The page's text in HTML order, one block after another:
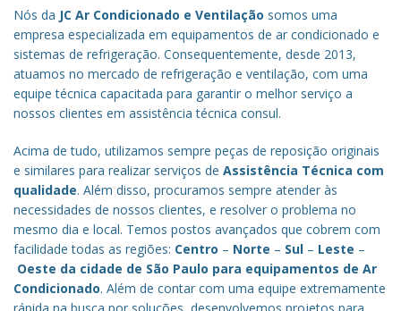
Nós da JC Ar Condicionado e Ventilação somos uma
empresa especializada em equipamentos de ar condicionado e
sistemas de refrigeração. Consequentemente, desde 2013,
atuamos no mercado de refrigeração e ventilação, com uma
equipe técnica capacitada para garantir o melhor serviço a
nossos clientes em assistência técnica consul.
Acima de tudo, utilizamos sempre peças de reposição originais
e similares para realizar serviços de Assistência Técnica com
qualidade. Além disso, procuramos sempre atender às
necessidades de nossos clientes, e resolver o problema no
mesmo dia e local. Temos postos avançados que cobrem com
facilidade todas as regiões: Centro – Norte – Sul – Leste –
Oeste da cidade de São Paulo para equipamentos de Ar
Condicionado. Além de contar com uma equipe extremamente